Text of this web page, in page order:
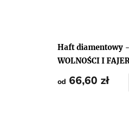
Haft diamentowy
WOLNOŚCI I
od 66,60 zł